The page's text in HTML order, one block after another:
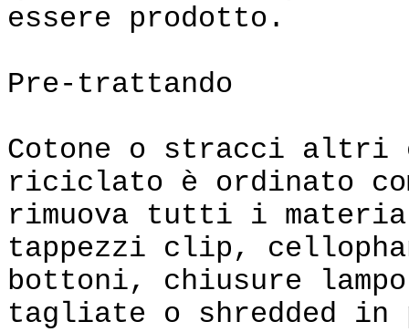
essere prodotto.
Pre-trattando
Cotone o stracci altri
riciclato è ordinato
rimuova tutti i
tappezzi clip,
bottoni, chiusure
tagliate o shredded